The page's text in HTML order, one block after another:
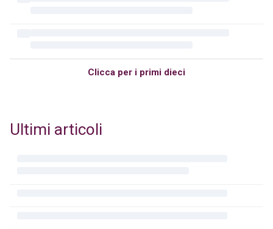
Clicca per i primi dieci
Ultimi articoli